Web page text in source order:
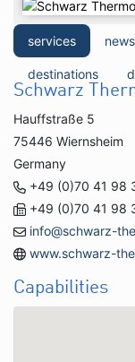
services news
destinations
Schwarz
Hauffstraße 5
75446 Wiernsheim
Germany
+49 (0)70 41 98
+49 (0)70 41 98
info@schwarz-
www.schwarz-
Capabilities